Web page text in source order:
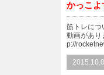
かっこよ
筋トレにつ
動画があり
p://